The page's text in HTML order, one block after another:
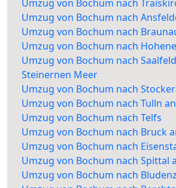
Umzug von Bochum nach
Umzug von Bochum nach
Umzug von Bochum nach
Umzug von Bochum nach
Umzug von Bochum nach
Steinernen Meer
Umzug von Bochum nach
Umzug von Bochum nach Tulln
Umzug von Bochum nach Telfs
Umzug von Bochum nach Bruck
Umzug von Bochum nach
Umzug von Bochum nach Spittal
Umzug von Bochum nach Bludenz